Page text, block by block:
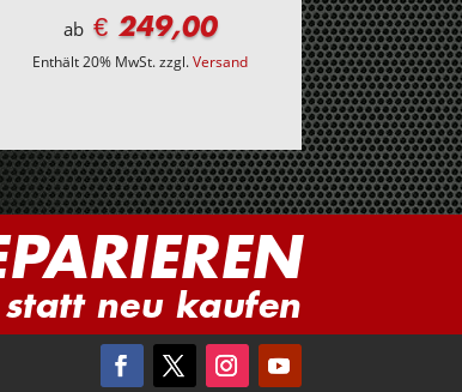
ab€ 249,00
Enthält 20% MwSt.zzgl.Versand
statt neu kaufen